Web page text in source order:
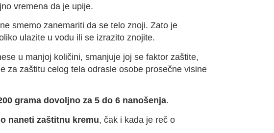
vremena da je upije.
smemo zanemariti da se telo znoji. Zato je
ulazite u vodu ili se izrazito znojite.
u manjoj količini, smanjuje joj se faktor zaštite,
za zaštitu celog tela odrasle osobe prosečne visine
grama dovoljno za 5 do 6 nanošenja.
naneti zaštitnu kremu, čak i kada je reč o